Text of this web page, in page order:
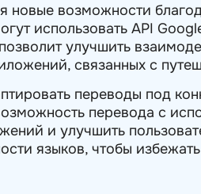
новые возможности
использовать API
улучшить
связанных с
переводы под
перевода с
и улучшить
языков, чтобы